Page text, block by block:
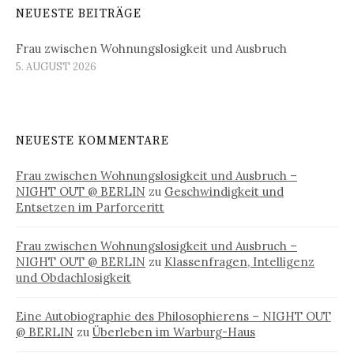
NEUESTE BEITRÄGE
Frau zwischen Wohnungslosigkeit und Ausbruch
5. AUGUST 2026
NEUESTE KOMMENTARE
Frau zwischen Wohnungslosigkeit und Ausbruch –
NIGHT OUT @ BERLIN zu Geschwindigkeit und
Entsetzen im Parforceritt
Frau zwischen Wohnungslosigkeit und Ausbruch –
NIGHT OUT @ BERLIN zu Klassenfragen, Intelligenz
und Obdachlosigkeit
Eine Autobiographie des Philosophierens – NIGHT OUT
@ BERLIN zu Überleben im Warburg-Haus